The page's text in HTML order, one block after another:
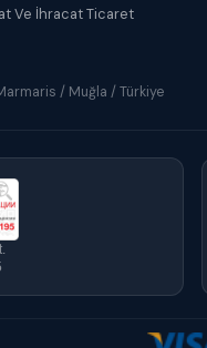
Ve İhracat Ticaret
/ Muğla / Türkiye